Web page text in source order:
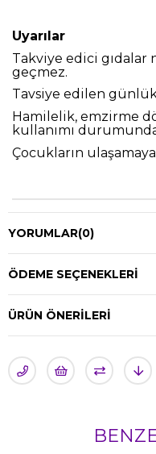
Uyarılar
Takviye edici
geçmez.
Tavsiye edilen günlük
Hamilelik, emzirme
kullanımı
Çocukların
YORUMLAR(0)
ÖDEME SEÇENEKLERI
ÜRÜN ÖNERILERI